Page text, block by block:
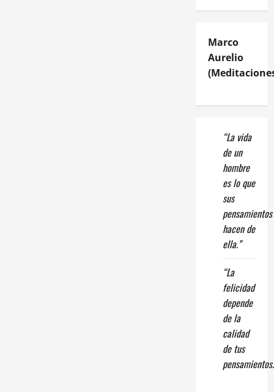
Marco
Aurelio
“La vida
de un
hombre
es lo que
sus
pensamientos
hacen de
ella.”
“La
felicidad
depende
de la
calidad
de tus